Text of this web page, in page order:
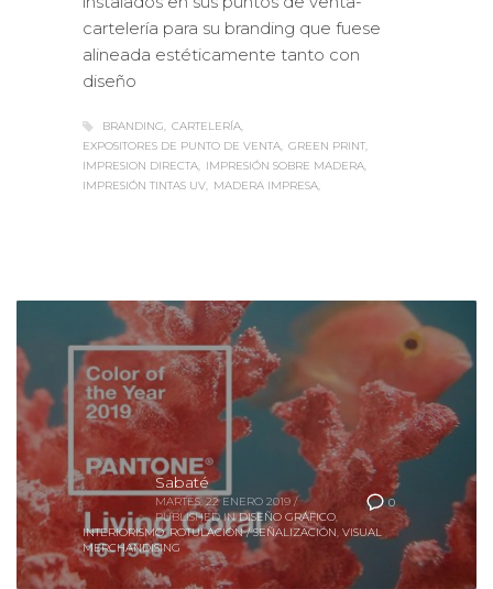
cartelería para su branding que fuese
alineada estéticamente tanto con
diseño
EXPOSITORES DE PUNTO DE VENTA
IMPRESION DIRECTA
IMPRESIÓN SOBRE MADERA
IMPRESIÓN TINTAS UV
MADERA IMPRESA
0
Sabaté
MARTES, 22 ENERO 2019
PUBLISHED IN DISEÑO GRÁFICO,
INTERIORISMO,ROTULACIÓN / SEÑALIZACIÓN,
VISUAL
MERCHANDISING